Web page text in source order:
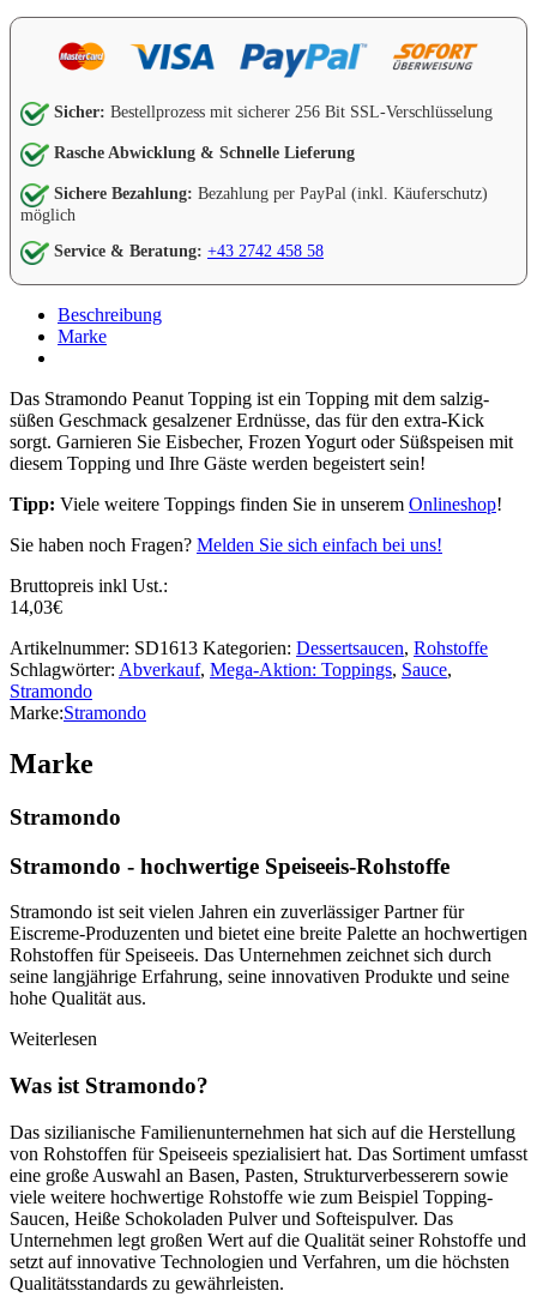
Sicher: Bestellprozess mit sicherer 256 Bit SSL-Verschlüsselung
Rasche Abwicklung & Schnelle Lieferung
Sichere Bezahlung: Bezahlung per PayPal (inkl. Käuferschutz)
möglich
Service & Beratung: +43 2742 458 58
Beschreibung
Marke
Das Stramondo Peanut Topping ist ein Topping mit dem salzig-
süßen Geschmack gesalzener Erdnüsse, das für den extra-Kick
sorgt. Garnieren Sie Eisbecher, Frozen Yogurt oder Süßspeisen mit
diesem Topping und Ihre Gäste werden begeistert sein!
Tipp: Viele weitere Toppings finden Sie in unserem Onlineshop!
Sie haben noch Fragen? Melden Sie sich einfach bei uns!
Bruttopreis inkl Ust.:
14,03€
Artikelnummer: SD1613 Kategorien: Dessertsaucen, Rohstoffe
Schlagwörter: Abverkauf, Mega-Aktion: Toppings, Sauce,
Stramondo
Marke:Stramondo
Marke
Stramondo
Stramondo - hochwertige Speiseeis-Rohstoffe
Stramondo ist seit vielen Jahren ein zuverlässiger Partner für
Eiscreme-Produzenten und bietet eine breite Palette an hochwertigen
Rohstoffen für Speiseeis. Das Unternehmen zeichnet sich durch
seine langjährige Erfahrung, seine innovativen Produkte und seine
hohe Qualität aus.
Weiterlesen
Was ist Stramondo?
Das sizilianische Familienunternehmen hat sich auf die Herstellung
von Rohstoffen für Speiseeis spezialisiert hat. Das Sortiment umfasst
eine große Auswahl an Basen, Pasten, Strukturverbesserern sowie
viele weitere hochwertige Rohstoffe wie zum Beispiel Topping-
Saucen, Heiße Schokoladen Pulver und Softeispulver. Das
Unternehmen legt großen Wert auf die Qualität seiner Rohstoffe und
setzt auf innovative Technologien und Verfahren, um die höchsten
Qualitätsstandards zu gewährleisten.